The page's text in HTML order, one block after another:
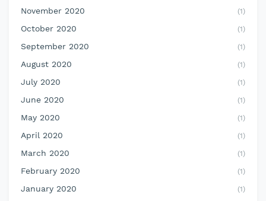
November 2020 (1)
October 2020 (1)
September 2020 (1)
August 2020 (1)
July 2020 (1)
June 2020 (1)
May 2020 (1)
April 2020 (1)
March 2020 (1)
February 2020 (1)
January 2020 (1)